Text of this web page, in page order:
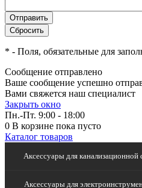
* - Поля, обязательные для
Сообщение отправлено
Ваше сообщение успешно
Вами свяжется наш специалист
Закрыть окно
Пн.-Пт. 9:00 - 18:00
0 В корзине пока пусто
Каталог товаров
Аксессуары для канализационной
Аксессуары для